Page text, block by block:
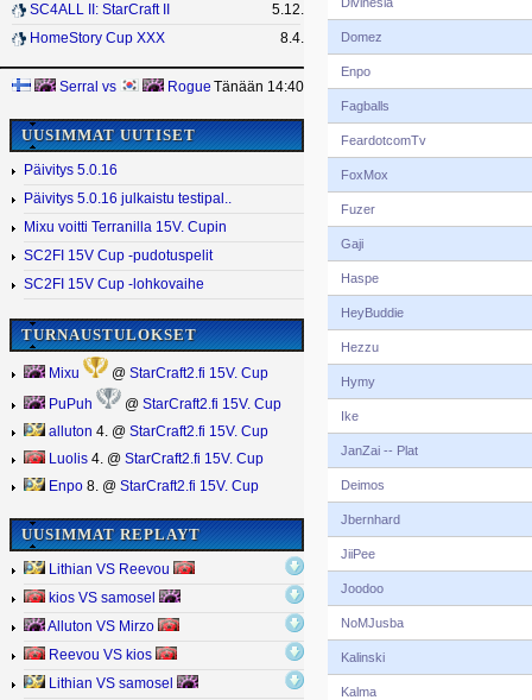
SC4ALL II: StarCraft II
5.12.
HomeStory Cup XXX
8.4.
Serral vs Rogue Tänään 14:40
UUSIMMAT UUTISET
Päivitys 5.0.16
Päivitys 5.0.16 julkaistu testipal..
Mixu voitti Terranilla 15V. Cupin
SC2FI 15V Cup -pudotuspelit
SC2FI 15V Cup -lohkovaihe
TURNAUSTULOKSET
Mixu @ StarCraft2.fi 15V. Cup
PuPuh @ StarCraft2.fi 15V. Cup
alluton 4. @ StarCraft2.fi 15V. Cup
Luolis 4. @ StarCraft2.fi 15V. Cup
Enpo 8. @ StarCraft2.fi 15V. Cup
UUSIMMAT REPLAYT
Lithian VS Reevou
kios VS samosel
Alluton VS Mirzo
Reevou VS kios
Lithian VS samosel
Domez
Enpo
Fagballs
FeardotcomTv
FoxMox
Fuzer
Gaji
Haspe
HeyBuddie
Hezzu
Hymy
Ike
JanZai -- Plat
Deimos
Jbernhard
JiiPee
Joodoo
NoMJusba
Kalinski
Kalma